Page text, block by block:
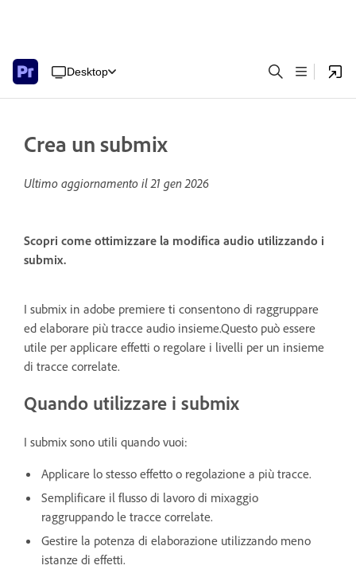
Desktop
Crea un submix
Ultimo aggiornamento il21 gen 2026
Scopri come ottimizzare la modifica audio utilizzando i
submix.
I submix in adobe premiere ti consentono di raggruppare
ed elaborare più tracce audio insieme.Questo può essere
utile per applicare effetti o regolare i livelli per un insieme
di tracce correlate.
Quando utilizzare i submix
I submix sono utili quando vuoi:
Applicare lo stesso effetto o regolazione a più tracce.
Semplificare il flusso di lavoro di mixaggio
raggruppando le tracce correlate.
Gestire la potenza di elaborazione utilizzando meno
istanze di effetti.